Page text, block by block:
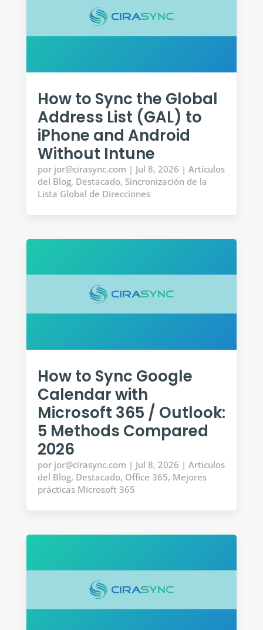
How to Sync the Global
Address List (GAL) to
iPhone and Android
Without Intune
por jor@cirasync.com | Jul 8, 2026 | Artículos
del Blog, Destacado, Sincronización de la
Lista Global de Direcciones
How to Sync Google
Calendar with
Microsoft 365 / Outlook:
5 Methods Compared
2026
por jor@cirasync.com | Jul 8, 2026 | Artículos
del Blog, Destacado, Office 365, Mejores
prácticas Microsoft 365